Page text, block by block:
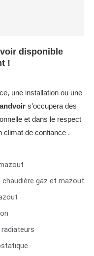
disponible
!
une installation ou une
s'occupera des
et dans le respect
climat de confiance .
gaz et mazout